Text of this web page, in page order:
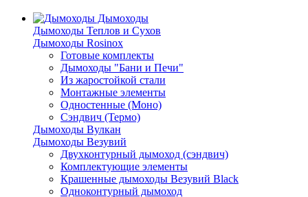
Дымоходы
Дымоходы Теплов и Сухов
Дымоходы Rosinox
Готовые комплекты
Дымоходы "Бани и Печи"
Из жаростойкой стали
Монтажные элементы
Одностенные (Моно)
Сэндвич (Термо)
Дымоходы Вулкан
Дымоходы Везувий
Двухконтурный дымоход (сэндвич)
Комплектующие элементы
Крашенные дымоходы Везувий Black
Одноконтурный дымоход